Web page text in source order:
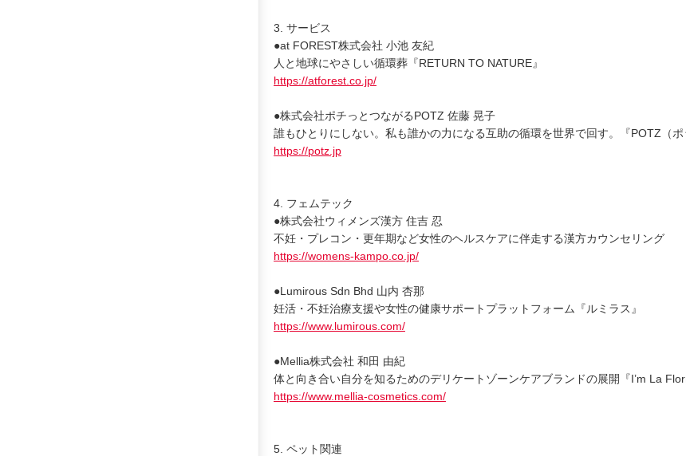
3. サービス
●at FOREST株式会社 小池 友紀
人と地球にやさしい循環葬『RETURN TO NATURE』
https://atforest.co.jp/
●株式会社ポチっとつながるPOTZ 佐藤 晃子
誰もひとりにしない。私も誰かの力になる互助の循環を世界で回す。『POTZ（ポ
https://potz.jp
4. フェムテック
●株式会社ウィメンズ漢方 住吉 忍
不妊・プレコン・更年期など女性のヘルスケアに伴走する漢方カウンセリング
https://womens-kampo.co.jp/
●Lumirous Sdn Bhd 山内 杏那
妊活・不妊治療支援や女性の健康サポートプラットフォーム『ルミラス』
https://www.lumirous.com/
●Mellia株式会社 和田 由紀
体と向き合い自分を知るためのデリケートゾーンケアブランドの展開『I’m La
https://www.mellia-cosmetics.com/
5. ペット関連